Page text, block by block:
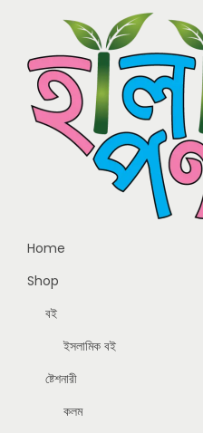
Home
Shop
বই
ইসলামিক বই
ষ্টেশনারী
কলম